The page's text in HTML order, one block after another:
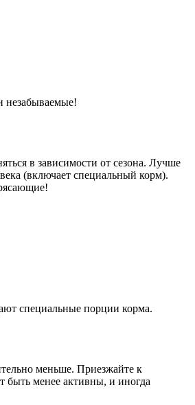
незабываемые!
в зависимости от сезона. Лучше
(включает специальный корм).
специальные порции корма.
меньше. Приезжайте к
быть менее активны, и иногда